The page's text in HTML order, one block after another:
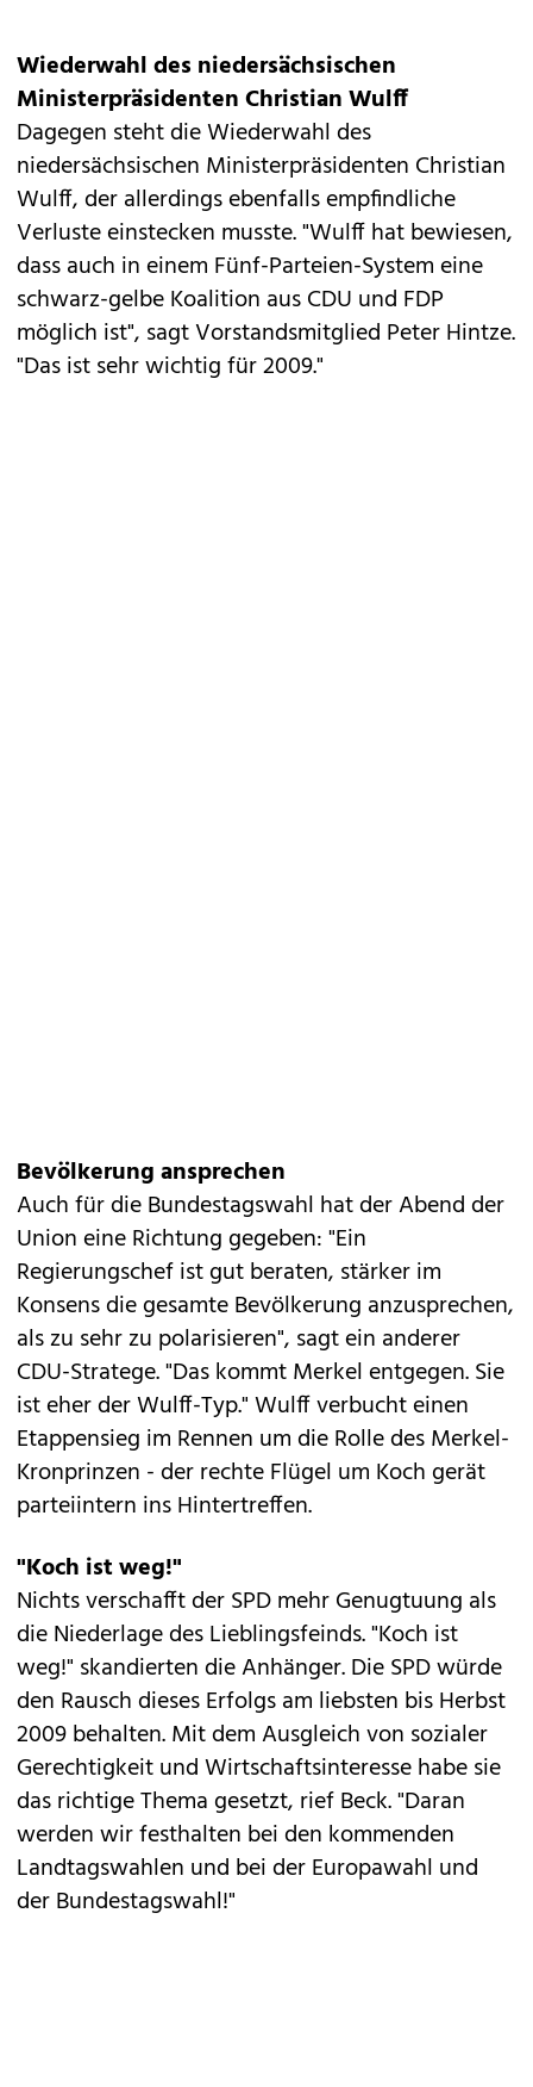
Wiederwahl des niedersächsischen
Ministerpräsidenten Christian Wulff
Dagegen steht die Wiederwahl des
niedersächsischen Ministerpräsidenten Christian
Wulff, der allerdings ebenfalls empfindliche
Verluste einstecken musste. "Wulff hat bewiesen,
dass auch in einem Fünf-Parteien-System eine
schwarz-gelbe Koalition aus CDU und FDP
möglich ist", sagt Vorstandsmitglied Peter Hintze.
"Das ist sehr wichtig für 2009."
Bevölkerung ansprechen
Auch für die Bundestagswahl hat der Abend der
Union eine Richtung gegeben: "Ein
Regierungschef ist gut beraten, stärker im
Konsens die gesamte Bevölkerung anzusprechen,
als zu sehr zu polarisieren", sagt ein anderer
CDU-Stratege. "Das kommt Merkel entgegen. Sie
ist eher der Wulff-Typ." Wulff verbucht einen
Etappensieg im Rennen um die Rolle des Merkel-
Kronprinzen - der rechte Flügel um Koch gerät
parteiintern ins Hintertreffen.
"Koch ist weg!"
Nichts verschafft der SPD mehr Genugtuung als
die Niederlage des Lieblingsfeinds. "Koch ist
weg!" skandierten die Anhänger. Die SPD würde
den Rausch dieses Erfolgs am liebsten bis Herbst
2009 behalten. Mit dem Ausgleich von sozialer
Gerechtigkeit und Wirtschaftsinteresse habe sie
das richtige Thema gesetzt, rief Beck. "Daran
werden wir festhalten bei den kommenden
Landtagswahlen und bei der Europawahl und
der Bundestagswahl!"